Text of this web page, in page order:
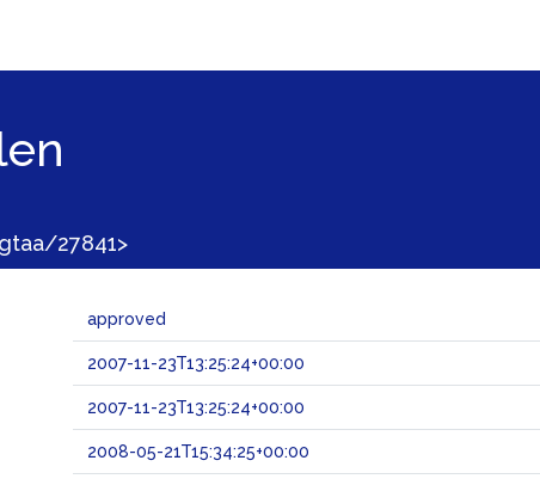
27841>
approved
2007-11-23T13:25:24+00:00
2007-11-23T13:25:24+00:00
2008-05-21T15:34:25+00:00